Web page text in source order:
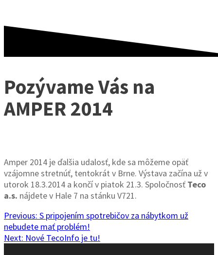
Pozývame Vás na
AMPER 2014
Amper 2014 je ďalšia udalosť, kde sa môžeme opäť
vzájomne stretnúť, tentokrát v Brne. Výstava začína už v
utorok 18.3.2014 a končí v piatok 21.3. Spoločnosť Teco
a.s. nájdete v Hale 7 na stánku V721.
Navigácia
v
Previous: Previous
post:
S pripojením spotrebičov za nábytkom už
nebudete mať problém!
Next: Next
Nové TecoInfo je tu!